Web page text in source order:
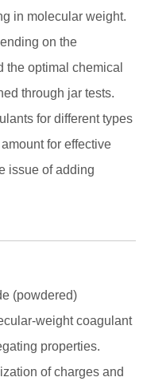
in molecular weight.
on the
the optimal chemical
through jar tests.
for different types
for effective
issue of adding
(powdered)
weight coagulant
properties.
of charges and